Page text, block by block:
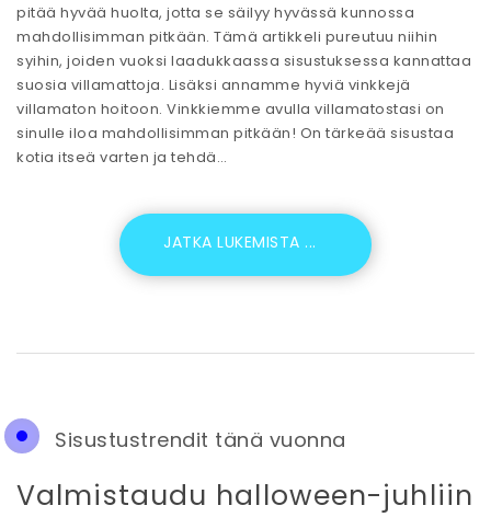
pitää hyvää huolta, jotta se säilyy hyvässä kunnossa
mahdollisimman pitkään. Tämä artikkeli pureutuu niihin
syihin, joiden vuoksi laadukkaassa sisustuksessa kannattaa
suosia villamattoja. Lisäksi annamme hyviä vinkkejä
villamaton hoitoon. Vinkkiemme avulla villamatostasi on
sinulle iloa mahdollisimman pitkään! On tärkeää sisustaa
kotia itseä varten ja tehdä…
Sisustustrendit tänä vuonna
Valmistaudu halloween-juhliin